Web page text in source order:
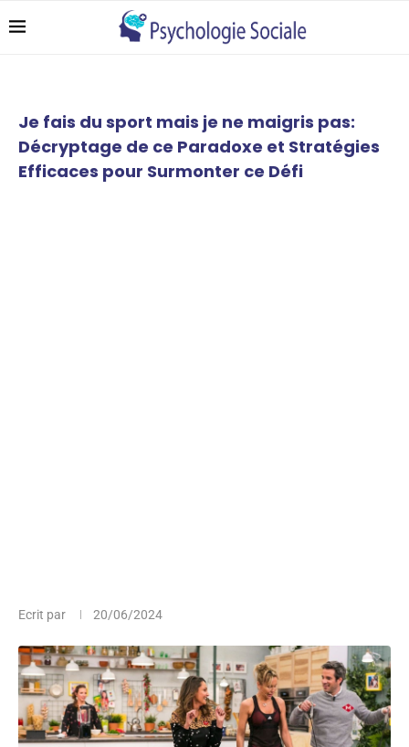
Je fais du sport mais je ne maigris pas:
Décryptage de ce Paradoxe et Stratégies
Efficaces pour Surmonter ce Défi
Ecrit par 20/06/2024